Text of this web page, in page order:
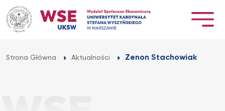
Przejdź
do
treści
Strona Główna Aktualności Zenon Stachowiak